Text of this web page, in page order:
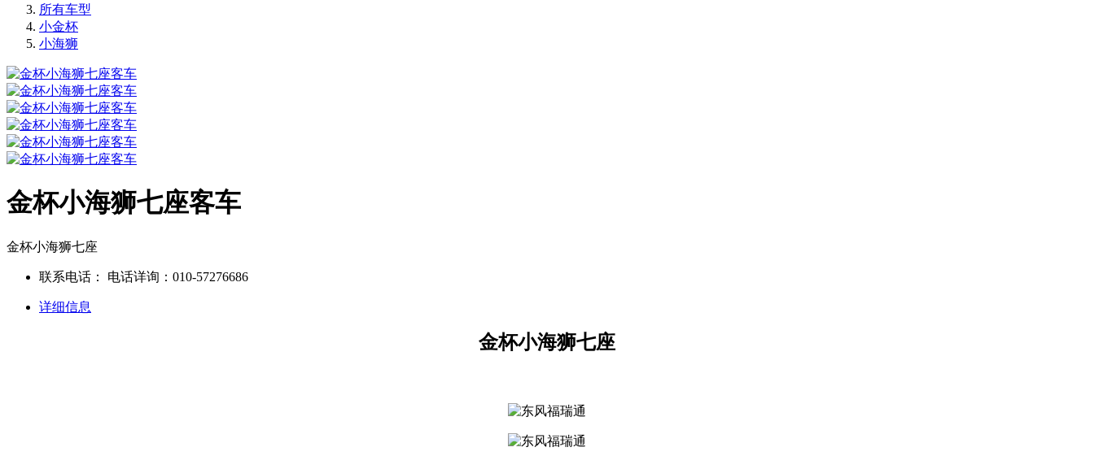
所有车型
小金杯
小海狮
金杯小海狮七座客车
金杯小海狮七座
联系电话： 电话详询：010-57276686
详细信息
金杯小海狮七座